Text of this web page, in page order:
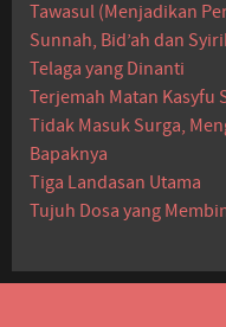
Tawasul (Menjadikan
Sunnah, Bid’ah dan
Telaga yang Dinanti
Terjemah Matan Kasyfu
Tidak Masuk Surga,
Bapaknya
Tiga Landasan Utama
Tujuh Dosa yang